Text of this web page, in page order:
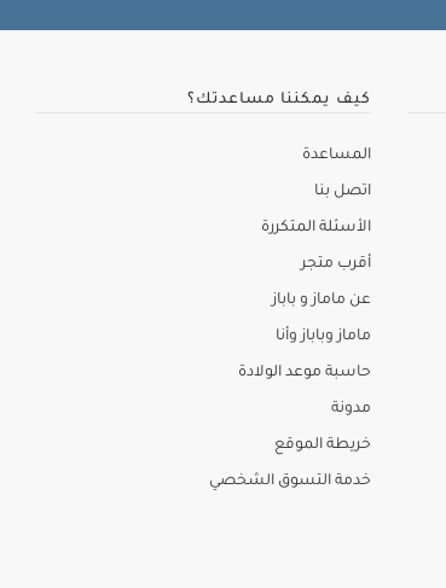
كيف يمكننا مساعدتك؟
المساعدة
اتصل بنا
الأسئلة المتكررة
أقرب متجر
عن ماماز و باباز
ماماز وباباز وأنا
حاسبة موعد الولادة
مدونة
خريطة الموقع
خدمة التسوق الشخصي